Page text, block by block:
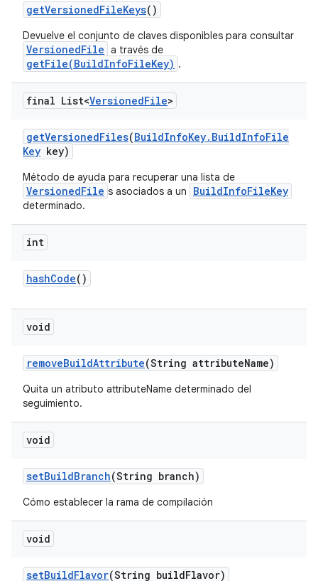
getVersionedFileKeys()
Devuelve el conjunto de claves disponibles para consultar
VersionedFile a través de
getFile(BuildInfoFileKey) .
final List<VersionedFile>
getVersionedFiles(BuildInfoKey. BuildInfoFile
Key key)
Método de ayuda para recuperar una lista de
VersionedFile s asociados a un BuildInfoFileKey
determinado.
int
hashCode()
void
removeBuildAttribute(String attributeName)
Quita un atributo attributeName determinado del
seguimiento.
void
setBuildBranch(String branch)
Cómo establecer la rama de compilación
void
setBuildFlavor(String buildFlavor)